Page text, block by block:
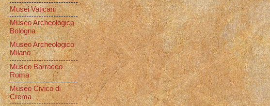
Musei Vaticani
Museo Archeologico
Bologna
Museo Archeologico
Milano
Museo Barracco
Roma
Museo Civico di
Crema